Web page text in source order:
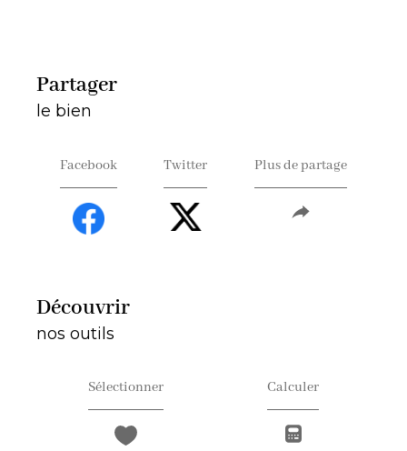
partager
le bien
Facebook Twitter Plus de partage
découvrir
nos outils
Sélectionner Calculer